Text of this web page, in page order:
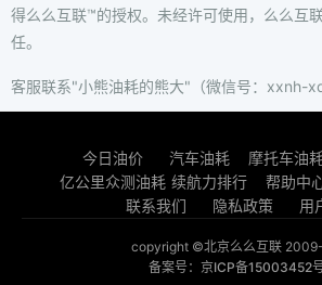
得么么互联™的授权。未经许可使用，么么互
任。
客服联系"小熊油耗的熊大"（微信号：xxnh-xd
今日油价 汽车油耗 摩托车油
亿公里众测油耗 续航力排行 帮助中
联系我们
隐私政策 用
copyright ©北京么么互联
备案号：京ICP备15003452